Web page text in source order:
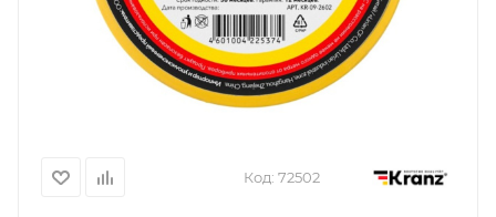
Код: 72502